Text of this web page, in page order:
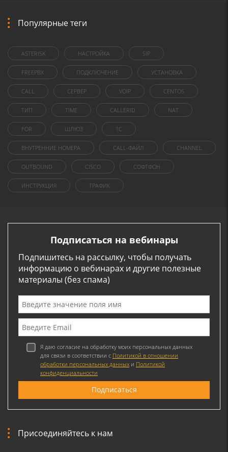
Популярные теги
ASTERISK НАСТРОЙКА SIP
FREEPBX ПОДКЛЮЧЕНИЕ УСТАНОВКА
CALL СЕРВЕР VOIP CENTOS
ТИП TIME CALLERID NAT
FOR ШЛЮЗ 1C
ВНУТРЕННИЕ НОМЕРА CALL-ФАЙЛ CHANNEL
OUTBOUND CISCO СОФТФОН
ИНСТРУКЦИЯ ТРАФИК
Подписаться на вебинары
Подпишитесь на рассылку, чтобы получать
информацию о вебинарах и другие полезные
материалы (без спама)
Я даю согласие на обработку моих персональных данных
для связи в соответствии с Политикой в отношении
обработки персональных данных и Политикой
конфиденциальности
Присоединяйтесь к нам